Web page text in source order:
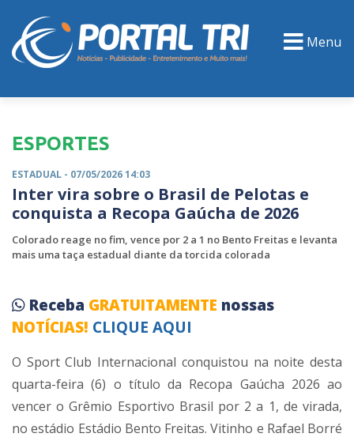
Menu
ESPORTES
ESTADUAL - 07/05/2026 14:03
Inter vira sobre o Brasil de Pelotas e
conquista a Recopa Gaúcha de 2026
Colorado reage no fim, vence por 2 a 1 no Bento Freitas e levanta
mais uma taça estadual diante da torcida colorada
Receba GRATUITAMENTE nossas
NOTÍCIAS! CLIQUE AQUI
O Sport Club Internacional conquistou na noite desta
quarta-feira (6) o título da Recopa Gaúcha 2026 ao
vencer oGrêmio Esportivo Brasil por 2 a 1, de virada,
no estádio Estádio Bento Freitas. Vitinho e Rafael Borré